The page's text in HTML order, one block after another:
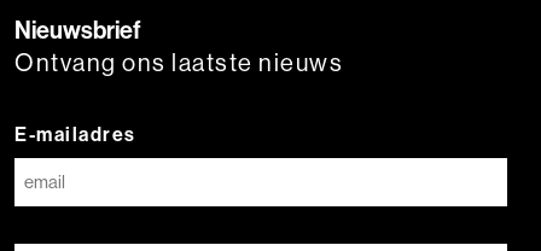
Nieuwsbrief
Ontvang ons laatste nieuws
E-mailadres